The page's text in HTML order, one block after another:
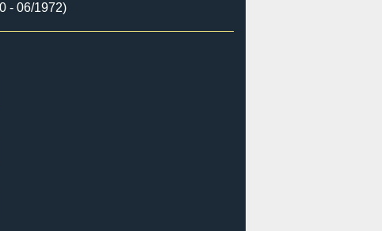
- 06/1972)